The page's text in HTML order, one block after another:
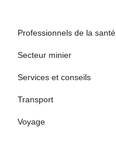
Professionnels de la santé
Secteur minier
Services et conseils
Transport
Voyage